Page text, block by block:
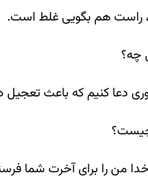
راست هم بگویی غلط است.
چه؟
دعا کنیم که باعث تعجیل
من را برای آخرت شما